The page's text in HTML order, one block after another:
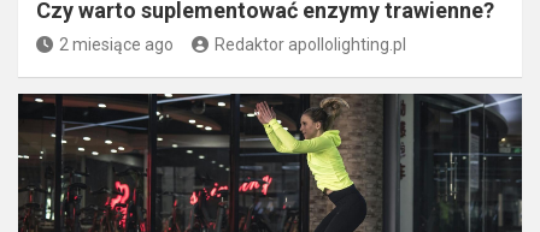
Czy warto suplementować enzymy trawienne?
2 miesiące ago Redaktor apollolighting.pl